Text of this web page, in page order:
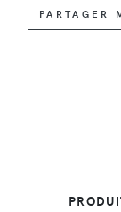
PARTAGER